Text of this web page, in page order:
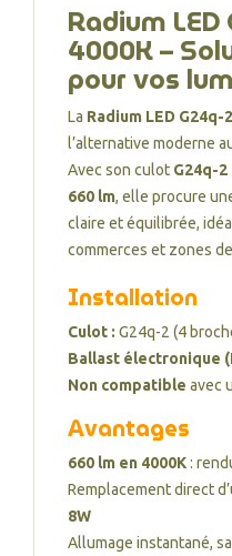
Radium
4000K –
pour vos
La Radium LED G24q-
l’alternative moderne
Avec son culot G24q-2
660 lm, elle procure
claire et équilibrée,
commerces et zones
Installation
Culot : G24q-2 (4
Ballast électronique
Non compatible avec
Avantages
660 lm en 4000K:
Remplacement direct
8W
Allumage instantané,